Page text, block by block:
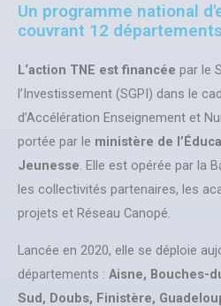
Un programme national
couvrant 12
L‘action TNE est financée par le
l’Investissement (SGPI) dans le
d’Accélération Enseignement et
portée par le ministère de
Jeunesse. Elle est opérée par la
les collectivités partenaires, les
projets et Réseau Canopé.
Lancée en 2020, elle se déploie
départements : Aisne, Bouches-
Sud, Doubs, Finistère,